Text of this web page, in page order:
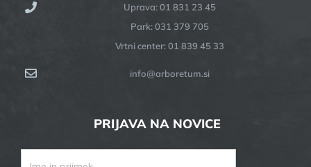
Uprava: 01 831 23 45
Park: 031 379 705
Vrtni center: 01 839 45 33
info@arboretum.si
PRIJAVA NA NOVICE